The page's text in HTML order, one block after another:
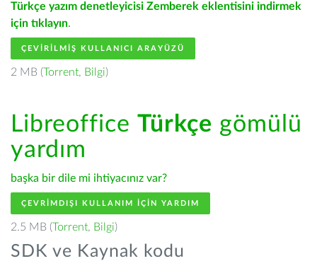
Türkçe yazım denetleyicisi Zemberek eklentisini indirmek
için tıklayın.
ÇEVIRILMIŞ KULLANICI ARAYÜZÜ
2 MB (Torrent, Bilgi)
Libreoffice Türkçe gömülü
yardım
başka bir dile mi ihtiyacınız var?
ÇEVRIMDIŞI KULLANIM IÇIN YARDIM
2.5 MB (Torrent, Bilgi)
SDK ve Kaynak kodu